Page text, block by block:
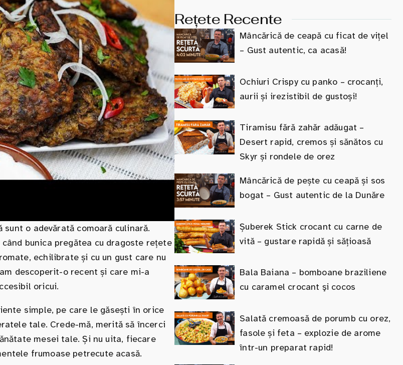
o adevărată comoară culinară.
bunica pregătea cu dragoste rețete
echilibrate și cu un gust care nu
descoperit-o recent și care mi-a
oricui.
simple, pe care le găsești în orice
tale. Crede-mă, merită să încerci
mesei tale. Și nu uita, fiecare
frumoase petrecute acasă.
Rețete Recente
Mâncărică de ceapă cu ficat de vițel
– Gust autentic, ca acasă!
Ochiuri Crispy cu panko – crocanți,
aurii și irezistibil de gustoși!
Tiramisu fără zahăr adăugat –
Desert rapid, cremos și sănătos cu
Skyr și rondele de orez
Mâncărică de pește cu ceapă și sos
bogat – Gust autentic de la Dunăre
Șuberek Stick crocant cu carne de
vită – gustare rapidă și sățioasă
Bala Baiana – bomboane braziliene
cu caramel crocant şi cocos
Salată cremoasă de porumb cu orez,
fasole și feta – explozie de arome
într-un preparat rapid!